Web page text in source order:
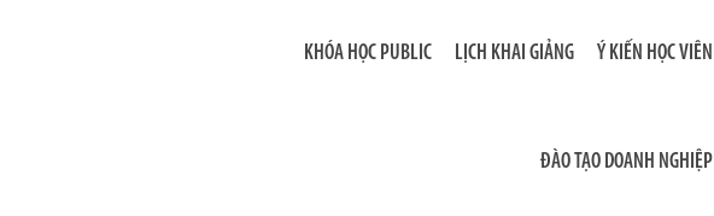
KHÓA HỌC PUBLIC LỊCH KHAI GIẢNG Ý KIẾN HỌC VIÊN
ĐÀO TẠO DOANH NGHIỆP